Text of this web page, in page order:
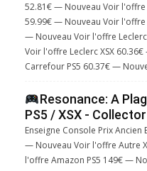
52.81€ — Nouveau Voir l'offre
59.99€ — Nouveau Voir l'offre
— Nouveau Voir l'offre
Voir l'offre Leclerc XSX
Carrefour PS5 60.37€ —
Resonance: A
PS5 / XSX -
Enseigne Console Prix Ancien
— Nouveau Voir l'offre Autre
l'offre Amazon PS5 149€ —